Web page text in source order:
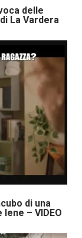
delle
La Vardera
di una
– VIDEO